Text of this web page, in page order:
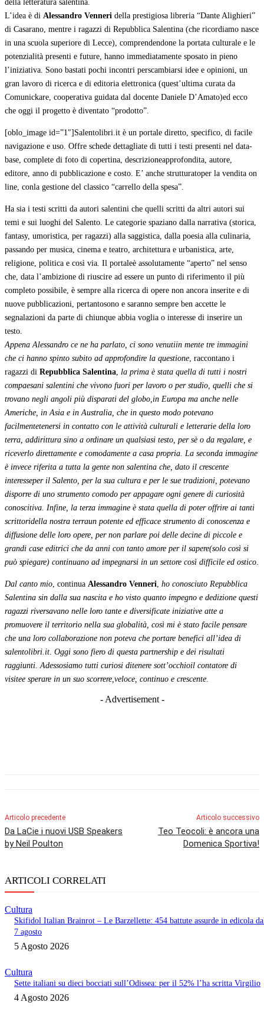
della letteratura salentina.
L’idea è di Alessandro Venneri della prestigiosa libreria “Dante Alighieri”
di Casarano, mentre i ragazzi di Repubblica Salentina (che ricordiamo nasce
in una scuola superiore di Lecce), comprendendone la portata culturale e le
potenzialità presenti e future, hanno immediatamente sposato in pieno
l’iniziativa. Sono bastati pochi incontri perscambiarsi idee e opinioni, un
gran lavoro di ricerca e di editoria elettronica (quest’ultima curata da
Comunickare, cooperativa guidata dal docente Daniele D’Amato)ed ecco
che oggi il progetto è diventato “prodotto”.
[oblo_image id=”1″]Salentolibri.it è un portale diretto, specifico, di facile
navigazione e uso. Offre schede dettagliate di tutti i testi presenti nel data-
base, complete di foto di copertina, descrizioneapprofondita, autore,
editore, anno di pubblicazione e costo. E’ anche strutturatoper la vendita on
line, conla gestione del classico “carrello della spesa”.
Ha sia i testi scritti da autori salentini che quelli scritti da altri autori sui
temi e sui luoghi del Salento. Le categorie spaziano dalla narrativa (storica,
fantasy, umoristica, per ragazzi) alla saggistica, dalla poesia alla culinaria,
passando per musica, cinema e teatro, architettura e urbanistica, arte,
religione, politica e così via. Il portaleè assolutamente “aperto” nel senso
che, data l’ambizione di riuscire ad essere un punto di riferimento il più
completo possibile, è sempre alla ricerca di opere non ancora inserite e di
nuove pubblicazioni, pertantosono e saranno sempre ben accette le
segnalazioni da parte di chiunque abbia voglia o interesse di inserire un
testo.
Appena Alessandro ce ne ha parlato, ci sono venutiin mente tre immagini
che ci hanno spinto subito ad approfondire la questione, raccontano i
ragazzi di Repubblica Salentina, la prima è stata quella di tutti i nostri
compaesani salentini che vivono fuori per lavoro o per studio, quelli che si
trovano negli angoli più disparati del globo,in Europa ma anche nelle
Americhe, in Asia e in Australia, che in questo modo potevano
facilmentetenersi in contatto con le attività culturali e letterarie della loro
terra, addirittura sino a ordinare un qualsiasi testo, per sè o da regalare, e
riceverlo direttamente e comodamente a casa propria. La seconda immagine
è invece riferita a tutta la gente non salentina che, dato il crescente
interesseper il Salento, per la sua cultura e per le sue tradizioni, potevano
disporre di uno strumento comodo per appagare ogni genere di curiosità
conoscitiva. Infine, la terza immagine è stata quella di poter offrire ai tanti
scrittoridella nostra terraun potente ed efficace strumento di conoscenza e
diffusione delle loro opere, per non parlare poi delle decine di piccole e
grandi case editrici che da anni con tanto amore per il sapere(solo così si
può spiegare) continuano ad impegnarsi in un settore così difficile ed ostico.
Dal canto mio, continua Alessandro Venneri, ho conosciuto Repubblica
Salentina sin dalla sua nascita e ho visto quanto impegno e dedizione questi
ragazzi riversavano nelle loro tante e diversificate iniziative atte a
promuovere il territorio nella sua globalità, così mi è stato facile pensare
che una loro collaborazione non poteva che portare benefici all’idea di
salentolibri.it. Oggi sono fiero di questa partnership e dei risultati
raggiunti. Adessosiamo tutti curiosi ditenere sott’occhioil contatore di
visitee sperare in un suo scorrere,veloce, continuo e crescente.
- Advertisement -
Articolo precedente
Da LaCie i nuovi USB Speakers
by Neil Poulton
Articolo successivo
Teo Teocoli: è ancora una
Domenica Sportiva!
ARTICOLI CORRELATI
Cultura
Skifidol Italian Brainrot – Le Barzellette: 454 battute assurde in edicola
7 agosto
5 Agosto 2026
Cultura
Sette italiani su dieci bocciati sull’Odissea: per il 52% l’ha scritta Virgilio
4 Agosto 2026